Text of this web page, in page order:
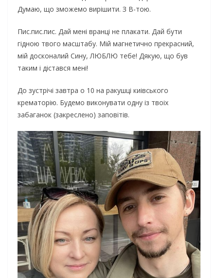
Думаю, що зможемо вирішити. З В-тою.
Пис.пис.пис. Дай мені вранці не плакати. Дай бути
гідною твого масштабу. Мій магнетично прекрасний,
мій досконалий Сину, ЛЮБЛЮ тебе! Дякую, що був
таким і дістався мені!
До зустрічі завтра о 10 на ракушці киівського
крематорію. Будемо виконувати одну із твоіх
забаганок (закреслено) заповітів.